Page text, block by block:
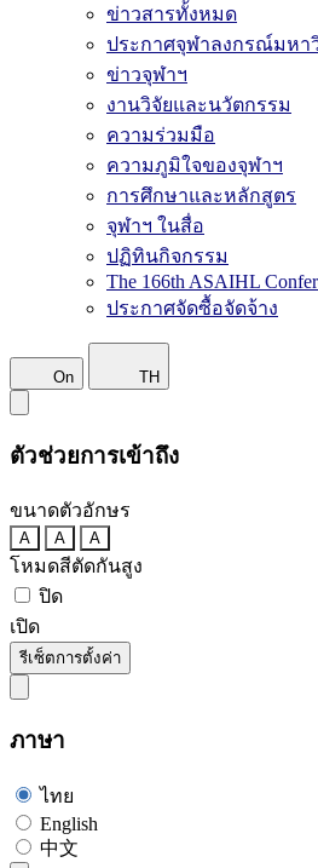
ข่าวสารทั้งหมด
ประกาศจุฬาลงกรณ์มหา
ข่าวจุฬาฯ
งานวิจัยและนวัตกรรม
ความร่วมมือ
ความภูมิใจของจุฬาฯ
การศึกษาและหลักสูตร
จุฬาฯ ในสื่อ
ปฏิทินกิจกรรม
The 166th ASAIHL
ประกาศจัดซื้อจัดจ้าง
On TH
ตัวช่วยการเข้าถึง
ขนาดตัวอักษร
A A A
โหมดสีตัดกันสูง
ปิด
เปิด
รีเซ็ตการตั้งค่า
ภาษา
ไทย
English
中文